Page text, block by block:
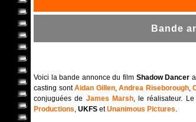
Bande
Voici la bande annonce du film Shadow Dancer
casting sontAidan Gillen, Andrea Riseborough,
conjuguées de James Marsh, le réalisateur.
Productions, UKFS etUnanimous Pictures.